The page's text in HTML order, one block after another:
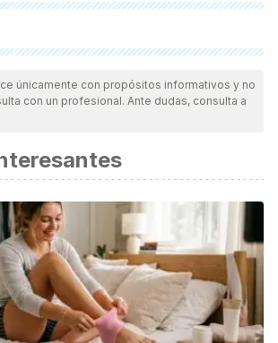
fueron revisadas a profundidad por
asegurar su calidad, confiabilidad,
La bibliografía de este artículo fue
Melamud, E. (2004).Niños cristal: un
. Editorial Kier.
Crianças Cristal: A transformação do ser
Conteudo.
Re-member (A Handbook for Human
Publication.
Los niños de cristal. Obelisco.
únicamente con propósitos informativos y no
con un profesional. Ante dudas, consulta a